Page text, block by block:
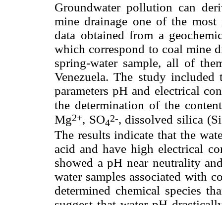
Groundwater pollution can
mine drainage one of the
data obtained from a
which correspond to coal mine
spring-water sample, all of
Venezuela. The study included
parameters pH and electrical
the determination of the
Mg2+, SO42-, dissolved silica
The results indicate that the
acid and have high electrical
showed a pH near neutrality
water samples associated with
determined chemical species